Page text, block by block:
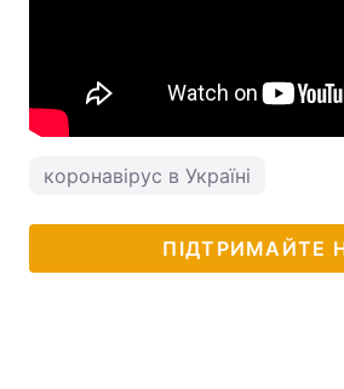
коронавірус в Україні
ПІДТРИМАЙТЕ